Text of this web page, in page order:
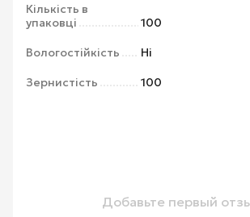
Кількість в
упаковці
100
Вологостійкість Ні
Зернистість 100
Добавьте первый